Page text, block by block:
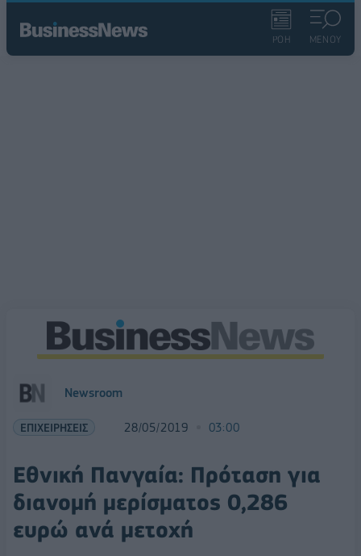
ΡΟΗ ΜΕΝΟΥ
Newsroom
ΕΠΙΧΕΙΡΗΣΕΙΣ 28/05/2019 03:00
Εθνική Πανγαία: Πρόταση για
διανομή μερίσματος 0,286
ευρώ ανά μετοχή